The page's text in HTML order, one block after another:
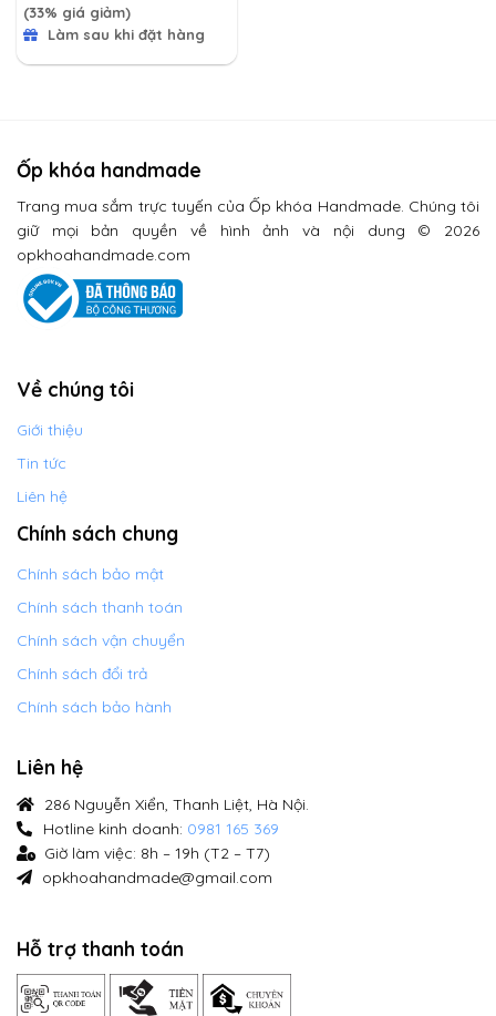
(33% giá giảm)
Làm sau khi đặt hàng
Ốp khóa handmade
Trang mua sắm trực tuyến của Ốp khóa Handmade. Chúng tôi
giữ mọi bản quyền về hình ảnh và nội dung © 2026
opkhoahandmade.com
Về chúng tôi
Giới thiệu
Tin tức
Liên hệ
Chính sách chung
Chính sách bảo mật
Chính sách thanh toán
Chính sách vận chuyển
Chính sách đổi trả
Chính sách bảo hành
Liên hệ
286 Nguyễn Xiển, Thanh Liệt, Hà Nội.
Hotline kinh doanh: 0981 165 369
Giờ làm việc: 8h – 19h (T2 – T7)
opkhoahandmade@gmail.com
Hỗ trợ thanh toán